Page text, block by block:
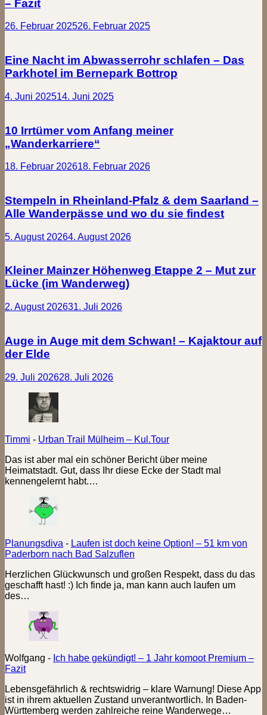
– Fazit
26. Februar 202526. Februar 2025
Eine Nacht im Abwasserrohr schlafen – Das
Parkhotel im Bernepark Bottrop
4. Juni 202514. Juni 2025
10 Irrtümer vom Anfang meiner
„Wanderkarriere“
18. Februar 202618. Februar 2026
Stempeln in Rheinland-Pfalz & dem Saarland –
Alle Wanderpässe und wo du sie findest
5. August 20264. August 2026
Kleiner Mainzer Höhenweg Etappe 2 – Mut zur
Lücke (im Wanderweg)
2. August 202631. Juli 2026
Auge in Auge mit dem Schwan! – Kajaktour auf
der Elde
29. Juli 202628. Juli 2026
Timmi - Urban Trail Mülheim – Kul.Tour
Das ist aber mal ein schöner Bericht über meine
Heimatstadt. Gut, dass Ihr diese Ecke der Stadt mal
kennengelernt habt.…
Planungsdiva - Laufen ist doch keine Option! – 51 km von
Paderborn nach Bad Salzuflen
Herzlichen Glückwunsch und großen Respekt, dass du das
geschafft hast! :) Ich finde ja, man kann auch laufen um
des…
Wolfgang - Ich habe gekündigt! – 1 Jahr komoot Premium –
Fazit
Lebensgefährlich & rechtswidrig – klare Warnung! Diese App
ist in ihrem aktuellen Zustand unverantwortlich. In Baden-
Württemberg werden zahlreiche reine Wanderwege…